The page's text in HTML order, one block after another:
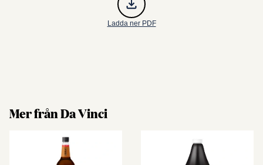
Ladda ner PDF
Mer från Da Vinci